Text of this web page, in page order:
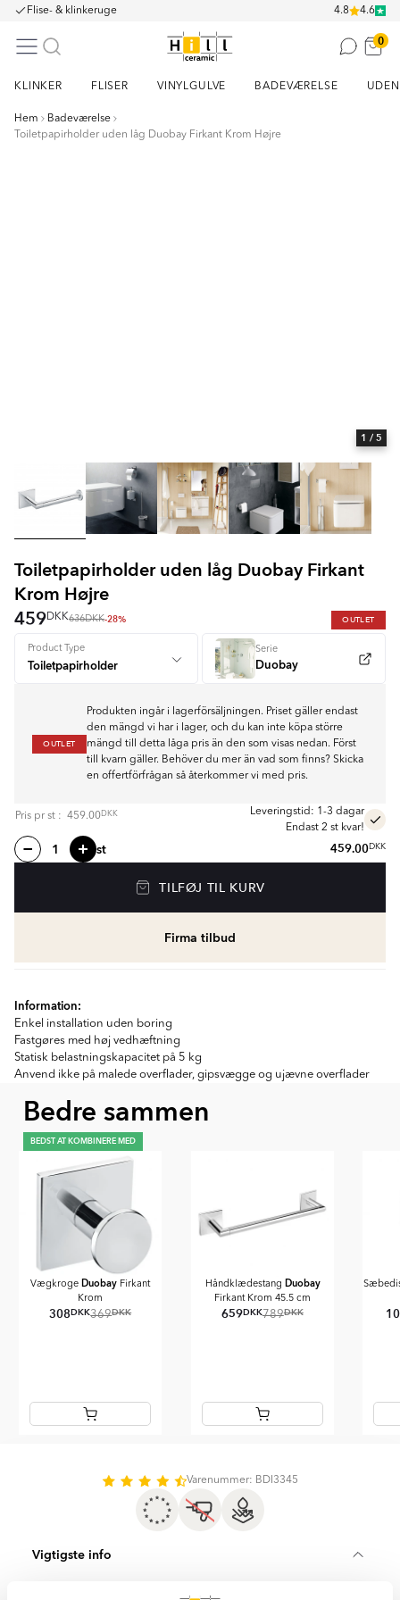
Flise- & klinkeruge 4.8 4.6
0
KLINKER FLISER VINYLGULVE BADEVÆRELSE
Hem
Badeværelse
Toiletpapirholder uden låg Duobay Firkant Krom Højre
1 / 5
Toiletpapirholder uden låg Duobay Firkant
Krom Højre
459DKK636DKK-28% OUTLET
Product Type Serie
Duobay
OUTLET
Produkten ingår i lagerförsäljningen. Priset gäller endast
den mängd vi har i lager, och du kan inte köpa större
mängd till detta låga pris än den som visas nedan. Först
till kvarn gäller. Behöver du mer än vad som finns? Skicka
en offertförfrågan så återkommer vi med pris.
Pris pr st : 459.00DKK
Leveringstid: 1-3 dagar
Endast 2 st kvar!
st 459.00DKK
TILFØJ TIL KURV
Firma tilbud
Information:
Enkel installation uden boring
Fastgøres med høj vedhæftning
Statisk belastningskapacitet på 5 kg
Anvend ikke på malede overflader, gipsvægge og ujævne overflader
Bedre sammen
BEDST AT KOMBINERE MED
Vægkroge Duobay Firkant
Krom
308DKK369DKK
Håndklædestang Duobay
Firkant Krom 45.5 cm
659DKK789DKK
Varenummer: BDI3345
Vigtigste info